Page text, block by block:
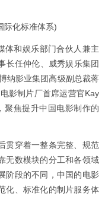
际化标准体系)
体和娱乐部门合伙人兼主
长任仲伦、威秀娱乐集团
纳影业集团高级副总裁蒋
影制片厂首席运营官Kay
聚焦提升中国电影制作的
贯穿着一整条完整、规范
无数模块的分工和各领域
阶段的不同，中国的电影
化、标准化的制片服务体